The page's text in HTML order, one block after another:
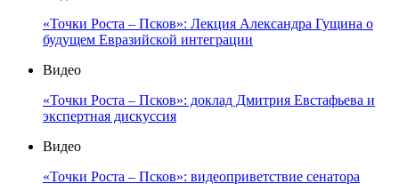
«Точки Роста – Псков»: Лекция Александра Гущина о
будущем Евразийской интеграции
Видео
«Точки Роста – Псков»: доклад Дмитрия Евстафьева и
экспертная дискуссия
Видео
«Точки Роста – Псков»: видеоприветствие сенатора